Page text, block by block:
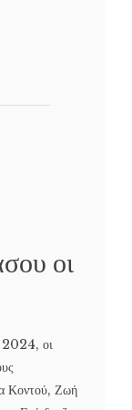
οι
2024, οι
Κοντού, Ζωή